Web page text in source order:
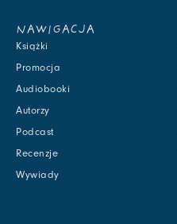
NAWIGACJA
Książki
Promocja
Audiobooki
Autorzy
Podcast
Recenzje
Wywiady